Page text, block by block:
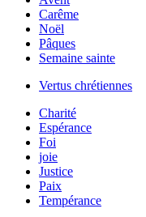
Carême
Noël
Pâques
Semaine sainte
Vertus chrétiennes
Charité
Espérance
Foi
joie
Justice
Paix
Tempérance